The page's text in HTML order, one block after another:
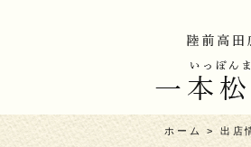
ホーム > 出店